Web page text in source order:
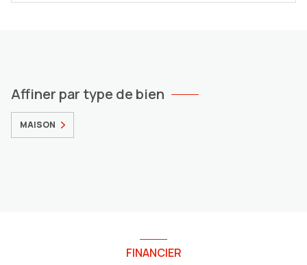
Affiner par type de bien
MAISON
FINANCIER